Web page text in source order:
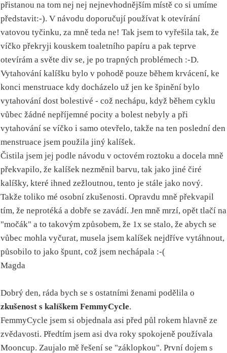
přistanou na tom nej nej nejnevhodnějším místě co si umíme
představit:-). V návodu doporučují používat k otevírání
vatovou tyčinku, za mně teda ne! Tak jsem to vyřešila tak, že
víčko překryji kouskem toaletního papíru a pak teprve
otevírám a světe div se, je po trapných problémech :-D.
Vytahování kalíšku bylo v pohodě pouze během krvácení, ke
konci menstruace kdy docházelo už jen ke špinění bylo
vytahování dost bolestivé - což nechápu, když během cyklu
vůbec žádné nepříjemné pocity a bolest nebyly a při
vytahování se víčko i samo otevřelo, takže na ten poslední den
menstruace jsem použila jiný kalíšek.
Čistila jsem jej podle návodu v octovém roztoku a docela mně
překvapilo, že kalíšek nezměnil barvu, tak jako jiné čiré
kalíšky, které ihned zežloutnou, tento je stále jako nový.
Takže toliko mé osobní zkušenosti. Opravdu mně překvapil
tím, že neprotéká a dobře se zavádí. Jen mně mrzí, opět tlačí na
"močák" a to takovým způsobem, že 1x se stalo, že abych se
vůbec mohla vyčurat, musela jsem kalíšek nejdříve vytáhnout,
působilo to jako špunt, což jsem nechápala :-(
Magda
Dobrý den, ráda bych se s ostatními ženami podělila o
zkušenost s kalíškem FemmyCycle.
FemmyCycle jsem si objednala asi před půl rokem hlavně ze
zvědavosti. Předtím jsem asi dva roky spokojeně používala
Mooncup. Zaujalo mě řešení se "záklopkou". První dojem s